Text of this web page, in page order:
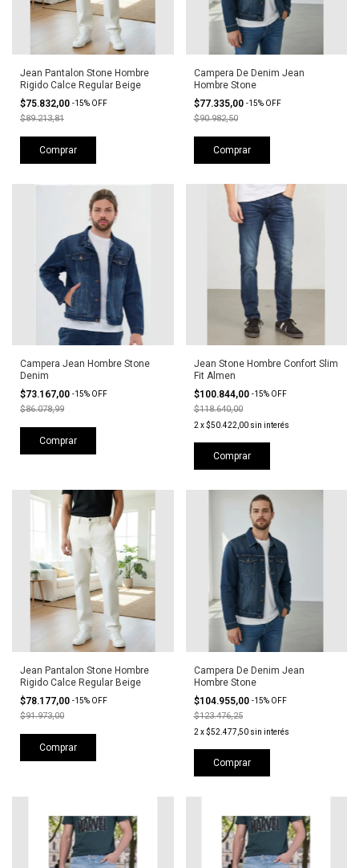
Jean Pantalon Stone Hombre
Rigido Calce Regular Beige
$75.832,00 -15% OFF
$89.213,81
Comprar
Campera De Denim Jean
Hombre Stone
$77.335,00 -15% OFF
$90.982,50
Comprar
Campera Jean Hombre Stone
Denim
$73.167,00 -15% OFF
$86.078,99
Comprar
Jean Stone Hombre Confort Slim
Fit Almen
$100.844,00 -15% OFF
$118.640,00
2 x$50.422,00 sin interés
Comprar
Jean Pantalon Stone Hombre
Rigido Calce Regular Beige
$78.177,00 -15% OFF
$91.973,00
Comprar
Campera De Denim Jean
Hombre Stone
$104.955,00 -15% OFF
$123.476,25
2 x$52.477,50 sin interés
Comprar